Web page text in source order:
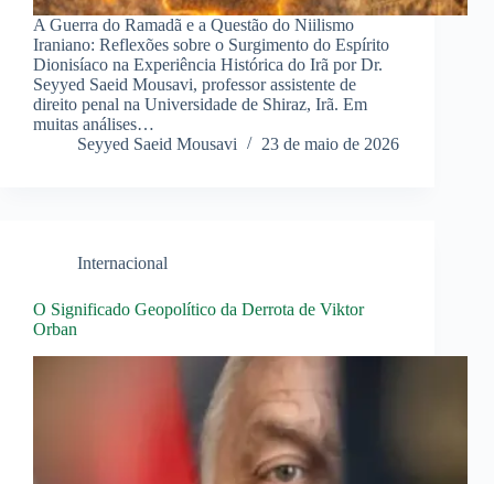
A Guerra do Ramadã e a Questão do Niilismo
Iraniano: Reflexões sobre o Surgimento do Espírito
Dionisíaco na Experiência Histórica do Irã por Dr.
Seyyed Saeid Mousavi, professor assistente de
direito penal na Universidade de Shiraz, Irã. Em
muitas análises…
Seyyed Saeid Mousavi
23 de maio de 2026
Internacional
O Significado Geopolítico da Derrota de Viktor
Orban